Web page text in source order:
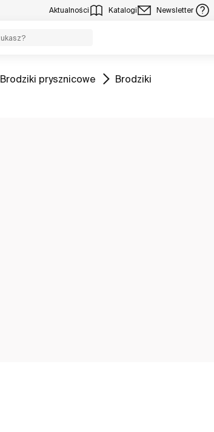
Aktualności Katalogi Newsletter
Zobacz
Brodziki prysznicowe Zobacz
Brodziki